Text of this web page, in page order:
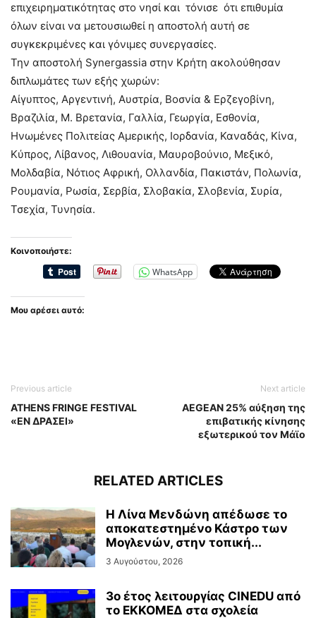
επιχειρηματικότητας στο νησί και τόνισε ότι επιθυμία
όλων είναι να μετουσιωθεί η αποστολή αυτή σε
συγκεκριμένες και γόνιμες συνεργασίες.
Την αποστολή Synergassia στην Κρήτη ακολούθησαν
διπλωμάτες των εξής χωρών:
Αίγυπτος, Αργεντινή, Αυστρία, Βοσνία & Ερζεγοβίνη,
Βραζιλία, Μ. Βρετανία, Γαλλία, Γεωργία, Εσθονία,
Ηνωμένες Πολιτείας Αμερικής, Ιορδανία, Καναδάς, Κίνα,
Κύπρος, Λίβανος, Λιθουανία, Μαυροβούνιο, Μεξικό,
Μολδαβία, Νότιος Αφρική, Ολλανδία, Πακιστάν, Πολωνία,
Ρουμανία, Ρωσία, Σερβία, Σλοβακία, Σλοβενία, Συρία,
Τσεχία, Τυνησία.
Κοινοποιήστε:
WhatsApp
Μου αρέσει αυτό:
Previous article
ATHENS FRINGE FESTIVAL
«ΕΝ ΔΡΑΣΕΙ»
Next article
AEGEAN 25% αύξηση της
επιβατικής κίνησης
εξωτερικού τον Μάϊο
RELATED ARTICLES
Η Λίνα Μενδώνη απέδωσε το
αποκατεστημένο Κάστρο των
Μογλενών, στην τοπική...
3 Αυγούστου, 2026
3ο έτος λειτουργίας CINEDU από
το ΕΚΚΟΜΕΔ στα σχολεία